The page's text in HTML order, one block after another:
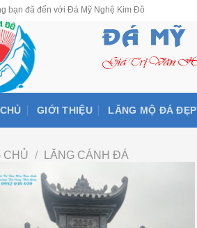
bạn đã đến với Đá Mỹ Nghệ Kim Đô
GIỚI THIỆU LĂNG MỘ ĐÁ ĐẸP
CHỦ /
LĂNG CÁNH ĐÁ